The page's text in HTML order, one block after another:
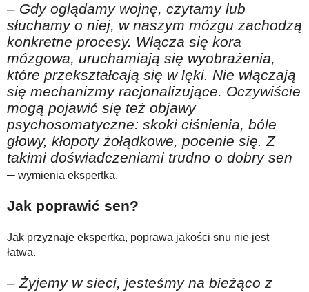
– Gdy oglądamy wojnę, czytamy lub
słuchamy o niej, w naszym mózgu zachodzą
konkretne procesy. Włącza się kora
mózgowa, uruchamiają się wyobrażenia,
które przekształcają się w lęki. Nie włączają
się mechanizmy racjonalizujące. Oczywiście
mogą pojawić się też objawy
psychosomatyczne: skoki ciśnienia, bóle
głowy, kłopoty żołądkowe, pocenie się. Z
takimi doświadczeniami trudno o dobry sen
– wymienia ekspertka.
Jak poprawić sen?
Jak przyznaje ekspertka, poprawa jakości snu nie jest
łatwa.
– Żyjemy w sieci, jesteśmy na bieżąco z